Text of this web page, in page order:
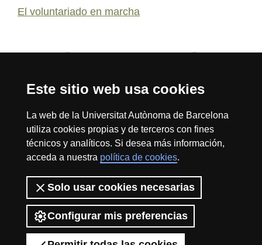
Este sitio web usa cookies
La web de la Universitat Autònoma de Barcelona
utiliza cookies propias y de terceros con fines
técnicos y analíticos. Si desea más información,
acceda a nuestra política de cookies.
Solo usar cookies necesarias
Configurar mis preferencias
El voluntariado en marcha
1 2 3 4 5 6 7 8 9 10
Reconocimiento internacional de la excelencia
HR
in
Inicio Sobre el web Accesibilidad web Aviso Legal
privacidad
Protección de datos
La Fundación Autónoma Solidaria tiene como misión el contribuir a la
construcción de una universidad más solidaria y más comprometida con
la realidad social, mediante la promoción de la participación voluntaria de
la comunidad universitaria como instrumento para la integración de